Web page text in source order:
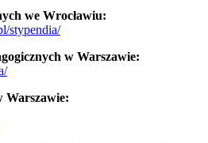
we Wrocławiu:
stypendia/
w Warszawie:
Warszawie: